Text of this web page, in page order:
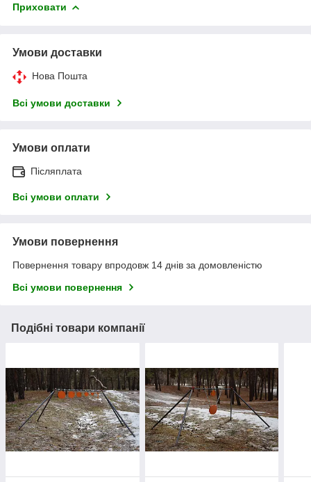
Приховати
Умови доставки
Нова Пошта
Всі умови доставки
Умови оплати
Післяплата
Всі умови оплати
Умови повернення
Повернення товару впродовж 14 днів за домовленістю
Всі умови повернення
Подібні товари компанії